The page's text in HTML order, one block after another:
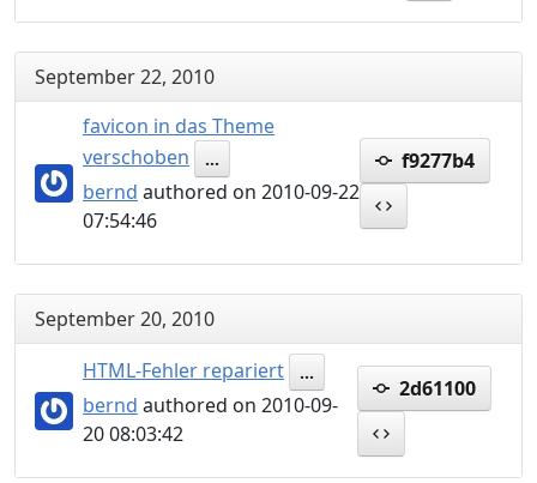
September 22, 2010
favicon in das Theme
verschoben
...
bernd authored on 2010-09-22
07:54:46
f9277b4
September 20, 2010
HTML-Fehler repariert
...
bernd authored on 2010-09-
20 08:03:42
2d61100